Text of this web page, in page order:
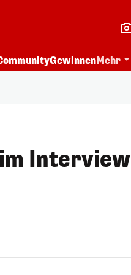
GewinnenMehr